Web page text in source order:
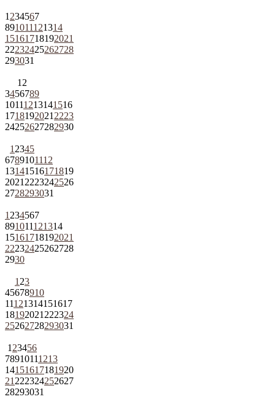
1 234567
891011121314
15161718192021
22232425262728
293031
1 2
3456789
10111213141516
1718192021 2223
24252627282930
1 2345
6789101112
13141516171819
2021 2223242526
2728293031
1 234567
891011121314
15161718192021
22232425262728
2930
1 23
45678910
11121314151617
18192021 222324
25262728293031
1 23456
78910111213
14151617181920
21 222324252627
28293031